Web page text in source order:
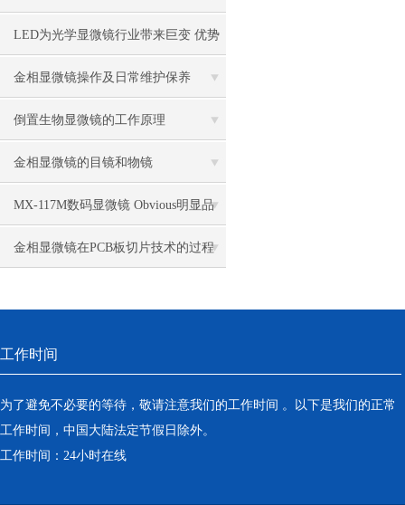
LED为光学显微镜行业带来巨变 优势
比传统卤素更明显
金相显微镜操作及日常维护保养
倒置生物显微镜的工作原理
金相显微镜的目镜和物镜
MX-117M数码显微镜 Obvious明显品
牌值得推荐
金相显微镜在PCB板切片技术的过程
工作时间
为了避免不必要的等待，敬请注意我们的工作时间 。以下是我们的正常
工作时间，中国大陆法定节假日除外。
工作时间：24小时在线